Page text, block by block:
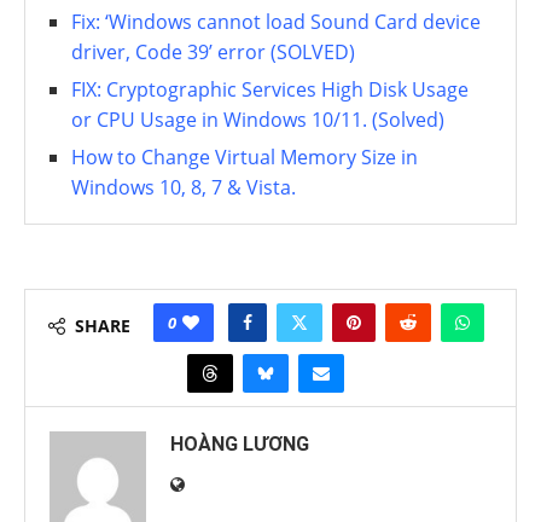
Fix: ‘Windows cannot load Sound Card device
driver, Code 39’ error (SOLVED)
FIX: Cryptographic Services High Disk Usage
or CPU Usage in Windows 10/11. (Solved)
How to Change Virtual Memory Size in
Windows 10, 8, 7 & Vista.
SHARE 0
HOÀNG LƯƠNG